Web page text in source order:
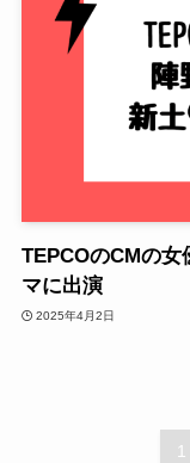
TEPCOのCMの女
マに出演
2025年4月2日
1